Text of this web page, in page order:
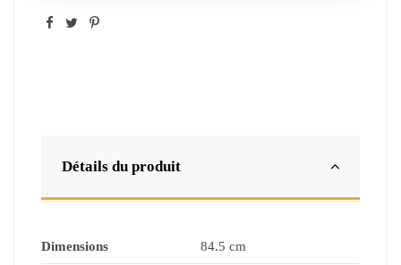
Détails du produit
Dimensions 84.5 cm